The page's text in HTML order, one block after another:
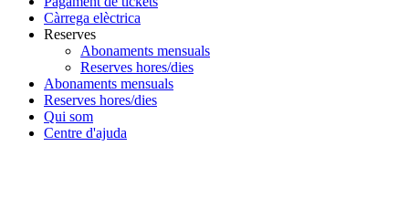
Càrrega elèctrica
Reserves
Abonaments mensuals
Reserves hores/dies
Abonaments mensuals
Reserves hores/dies
Qui som
Centre d'ajuda